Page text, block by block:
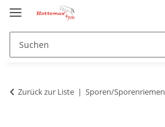
Zurück zur Liste Sporen/Sporenriemen